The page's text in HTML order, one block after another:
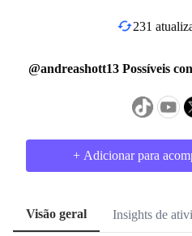
231
@andreashott13 Possíveis
+ Adicionar para
Visão geral Insights de